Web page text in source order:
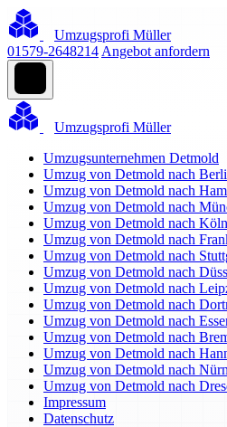
Umzugsprofi Müller
01579-2648214 Angebot anfordern
Umzugsprofi Müller
Umzugsunternehmen Detmold
Umzug von Detmold nach
Umzug von Detmold nach
Umzug von Detmold nach
Umzug von Detmold nach Köln
Umzug von Detmold nach
Umzug von Detmold nach
Umzug von Detmold nach
Umzug von Detmold nach
Umzug von Detmold nach
Umzug von Detmold nach
Umzug von Detmold nach
Umzug von Detmold nach
Umzug von Detmold nach
Umzug von Detmold nach
Impressum
Datenschutz